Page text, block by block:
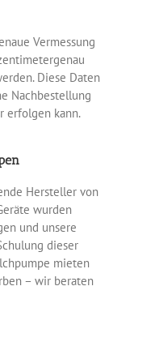
Vermessung
Diese Daten
Nachbestellung
erfolgen kann.
Hersteller von
wurden
und unsere
dieser
mieten
– wir beraten